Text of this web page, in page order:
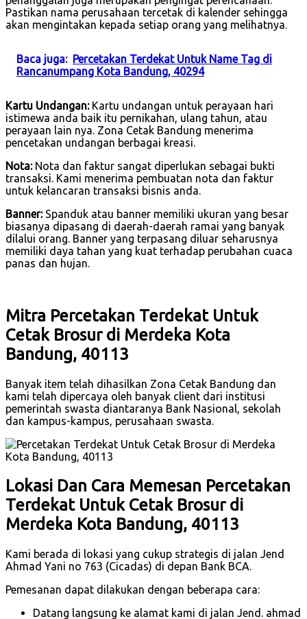
Pastikan nama perusahaan tercetak di kalender sehingga
akan mengintakan kepada setiap orang yang melihatnya.
Baca juga: Percetakan Terdekat Untuk Name Tag di
Rancanumpang Kota Bandung, 40294
Kartu Undangan:Kartu undangan untuk perayaan hari
istimewa anda baik itu pernikahan, ulang tahun, atau
perayaan lain nya. Zona Cetak Bandung menerima
pencetakan undangan berbagai kreasi.
Nota:Nota dan faktur sangat diperlukan sebagai bukti
transaksi. Kami menerima pembuatan nota dan faktur
untuk kelancaran transaksi bisnis anda.
Banner:Spanduk atau banner memiliki ukuran yang besar
biasanya dipasang di daerah-daerah ramai yang banyak
dilalui orang. Banner yang terpasang diluar seharusnya
memiliki daya tahan yang kuat terhadap perubahan cuaca
panas dan hujan.
Mitra Percetakan Terdekat Untuk
Cetak Brosur di Merdeka Kota
Bandung, 40113
Banyak item telah dihasilkan Zona Cetak Bandung dan
kami telah dipercaya oleh banyak client dari institusi
pemerintah swasta diantaranya Bank Nasional, sekolah
dan kampus-kampus, perusahaan swasta.
Lokasi Dan Cara Memesan Percetakan
Terdekat Untuk Cetak Brosur di
Merdeka Kota Bandung, 40113
Kami berada di lokasi yang cukup strategis di jalan Jend
Ahmad Yani no 763 (Cicadas) di depan Bank BCA.
Pemesanan dapat dilakukan dengan beberapa cara:
Datang langsung ke alamat kami di jalan Jend. ahmad